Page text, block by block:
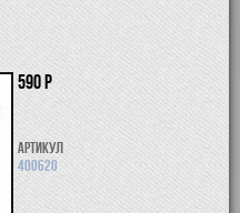
590 р
Артикул
400620